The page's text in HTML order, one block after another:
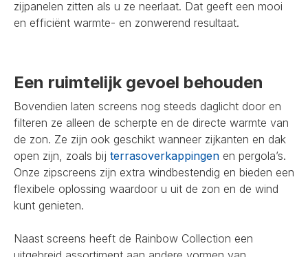
zijpanelen zitten als u ze neerlaat. Dat geeft een mooi
en efficiënt warmte- en zonwerend resultaat.
Een ruimtelijk gevoel behouden
Bovendien laten screens nog steeds daglicht door en
filteren ze alleen de scherpte en de directe warmte van
de zon. Ze zijn ook geschikt wanneer zijkanten en dak
open zijn, zoals bij terrasoverkappingen en pergola’s.
Onze zipscreens zijn extra windbestendig en bieden een
flexibele oplossing waardoor u uit de zon en de wind
kunt genieten.
Naast screens heeft de Rainbow Collection een